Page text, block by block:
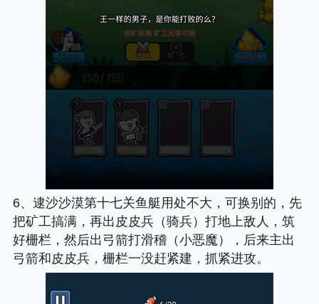
6、逮沙沙漠第十七关鱼艇用处不大，可换别的，先
把矿工搞满，再出皮皮兵（骑兵）打地上敌人，筑
好栅栏，然后出弓箭打滑稽（小恶魔），后来主出
弓箭和皮皮兵，栅栏一没赶紧建，抓紧进攻。